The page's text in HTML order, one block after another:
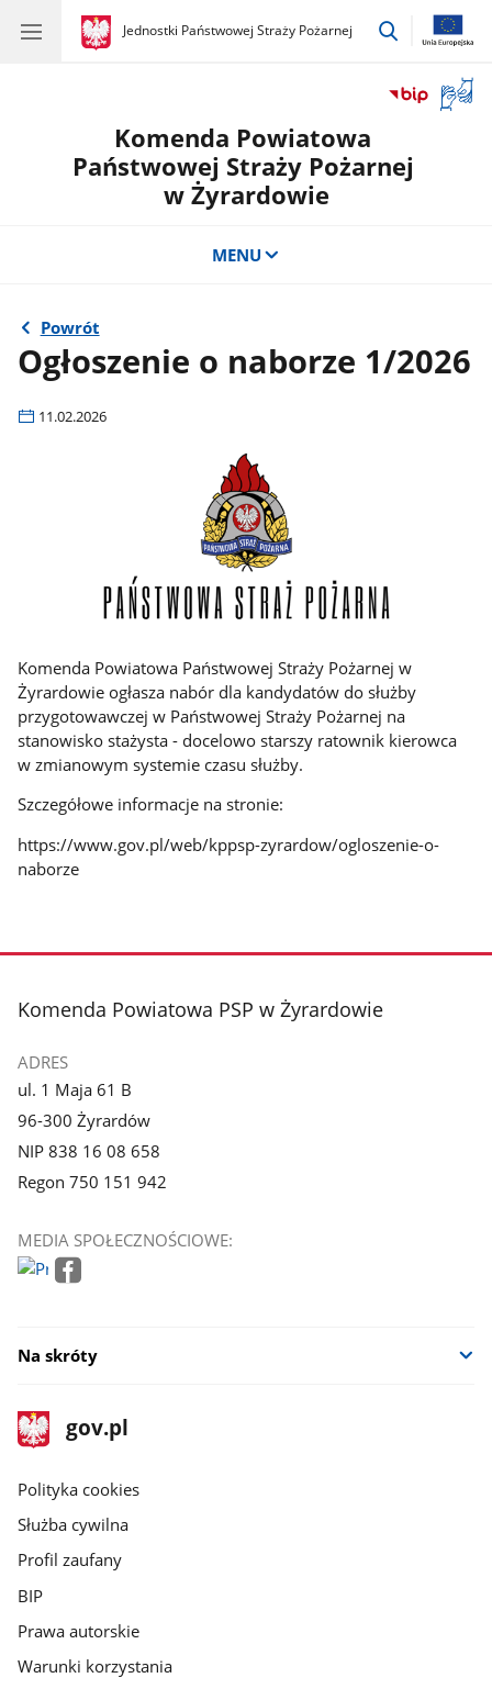
gov.pl
Jednostki Państwowej Straży Pożarnej
gov.pl
Jednostki
przejdź
okno
Komenda Powiatowa
Państwowej Straży Pożarnej
w Żyrardowie
MENU
Powrót
Ogłoszenie o naborze 1/2026
11.02.2026
Komenda Powiatowa Państwowej Straży Pożarnej w
Żyrardowie ogłasza nabór dla kandydatów do służby
przygotowawczej w Państwowej Straży Pożarnej na
stanowisko stażysta - docelowo starszy ratownik kierowca
w zmianowym systemie czasu służby.
Szczegółowe informacje na stronie:
https://www.gov.pl/web/kppsp-zyrardow/ogloszenie-o-
naborze
stopka
Komenda Powiatowa PSP w Żyrardowie
ADRES
ul. 1 Maja 61 B
96-300 Żyrardów
NIP 838 16 08 658
Regon 750 151 942
MEDIA SPOŁECZNOŚCIOWE:
Na skróty
stopka
gov.pl
Strona
gov.pl
gov.pl
Polityka cookies
Służba cywilna
Profil zaufany
BIP
Prawa autorskie
Warunki korzystania